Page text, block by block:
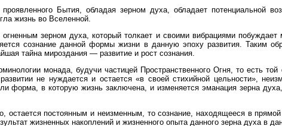
Бытия, обладая зерном духа, обладает потенциальной
жизнь во Вселенной.
зерном духа, который толкает и своими вибрациями
сознание данной формы жизни в данную эпоху развития. Таким
тайна мироздания — развитие и рост сознания.
монада, будучи частицей Пространственного Огня, то есть той
не нуждается и остается «в своей стихийной цельности»,
форма, в которую жизнь заключена, и изменяется эманация зерна
остается постоянным и неизменным, то сознание, находящееся в
жизненных накоплений и жизненного опыта данного зерна духа в